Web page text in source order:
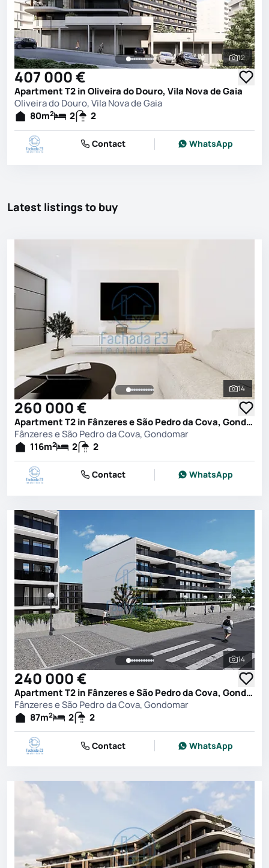
See all
12
407 000 €
Apartment T2 in Oliveira do Douro, Vila Nova de Gaia
Oliveira do Douro, Vila Nova de Gaia
80m2 2 2
Contact WhatsApp
Latest listings to buy
See all
14
260 000 €
Apartment T2 in Fânzeres e São Pedro da Cova, Gondomar
Fânzeres e São Pedro da Cova, Gondomar
116m2 2 2
Contact WhatsApp
See all
14
240 000 €
Apartment T2 in Fânzeres e São Pedro da Cova, Gondomar
Fânzeres e São Pedro da Cova, Gondomar
87m2 2 2
Contact WhatsApp